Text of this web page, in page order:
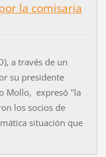
la comisaria
a través de un
su presidente
Mollo, expresó "la
los socios de
situación que